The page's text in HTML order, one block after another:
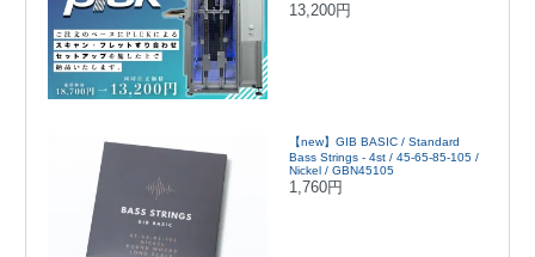
13,200円
【new】GIB BASIC / Standard
Bass Strings - 4st / 45-65-85-105 /
Nickel / GBN45105
1,760円